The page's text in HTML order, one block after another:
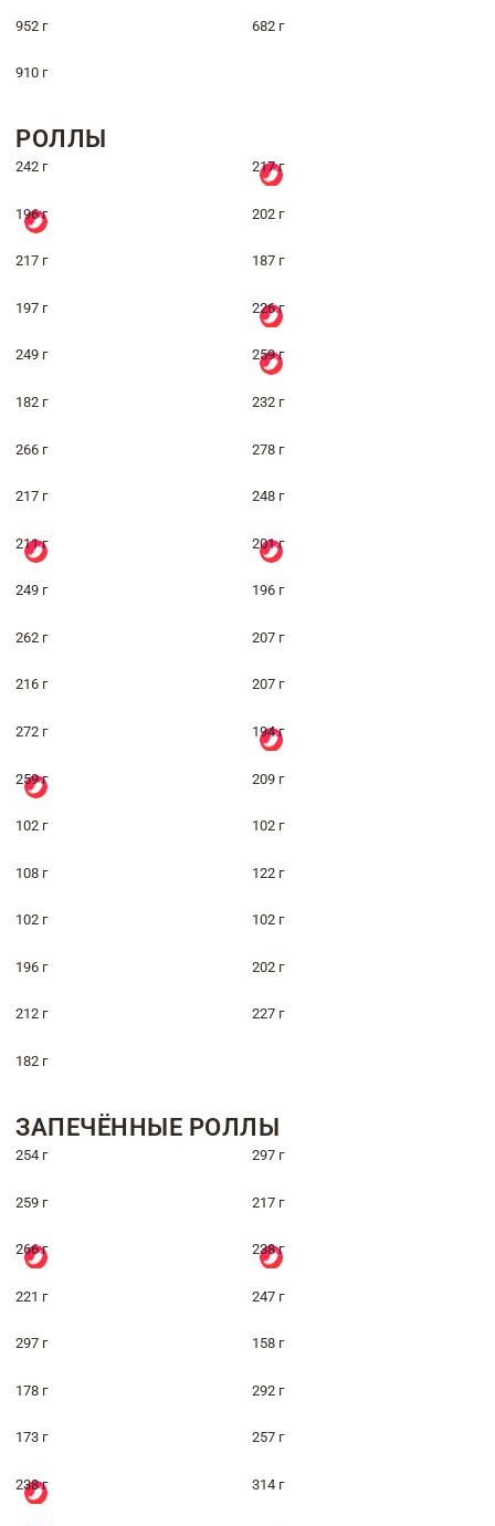
952 г 682 г
910 г
РОЛЛЫ
242 г 217 г
196 г 202 г
217 г 187 г
197 г 226 г
249 г 259 г
182 г 232 г
266 г 278 г
217 г 248 г
211 г 201 г
249 г 196 г
262 г 207 г
216 г 207 г
272 г 194 г
259 г 209 г
102 г 102 г
108 г 122 г
102 г 102 г
196 г 202 г
212 г 227 г
182 г
ЗАПЕЧЁННЫЕ РОЛЛЫ
254 г 297 г
259 г 217 г
266 г 238 г
221 г 247 г
297 г 158 г
178 г 292 г
173 г 257 г
238 г 314 г